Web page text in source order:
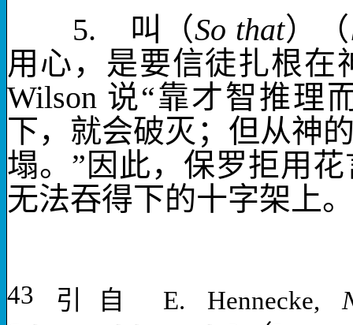
5.
叫 （So that）（
用心，是要信徒扎根在
Wilson 说“靠才智推理
下，就会破灭；但从神
塌。”因此，保罗拒用
无法吞得下的十字架上。
43 引自 E. Hennecke,